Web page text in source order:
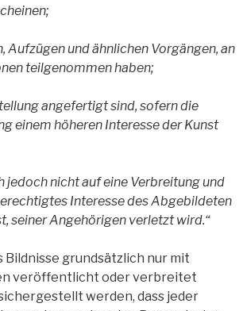
Aufzügen und ähnlichen Vorgängen, an
teilgenommen haben;
angefertigt sind, sofern die
einem höheren Interesse der Kunst
jedoch nicht auf eine Verbreitung und
Interesse des Abgebildeten
seiner Angehörigen verletzt wird.“
Bildnisse grundsätzlich nur mit
veröffentlicht oder verbreitet
werden, dass jeder